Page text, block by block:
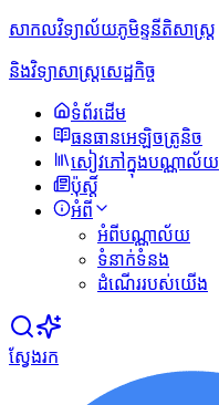
សាកលវិទ្យាល័យភូមិន្ទនីតិសាស្ត្រ
និងវិទ្យាសាស្ត្រសេដ្ឋកិច្ច
ទំព័រដើម
ធនធានអេឡិចត្រូនិច
សៀវភៅក្នុងបណ្ណាល័យ
ប៉ុស្ដិ៍
អំពី
អំពីបណ្ណាល័យ
ទំនាក់ទំនង
ដំណើររបស់យើង
ស្វែងរក